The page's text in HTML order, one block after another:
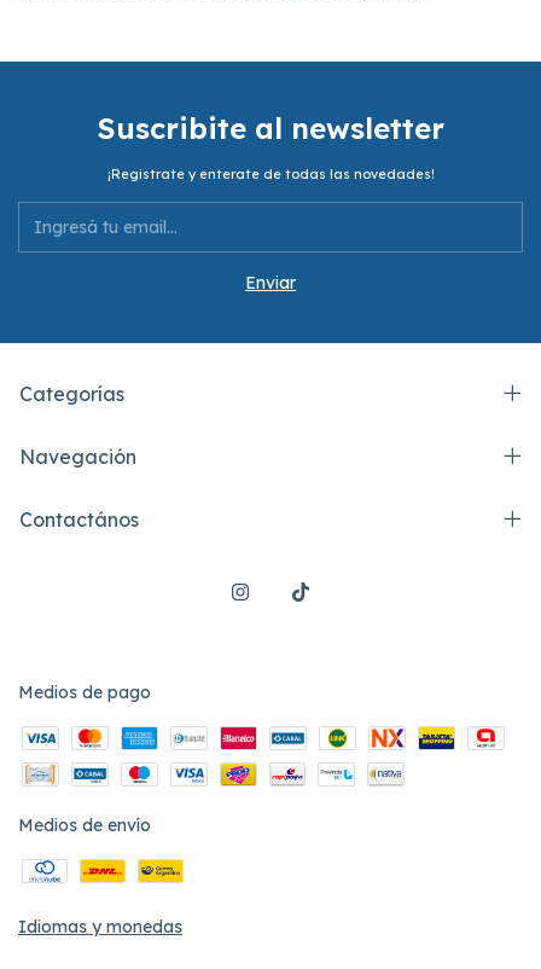
Suscribite al newsletter
¡Registrate y enterate de todas las novedades!
Categorías
Navegación
Contactános
Medios de pago
Medios de envío
Idiomas y monedas